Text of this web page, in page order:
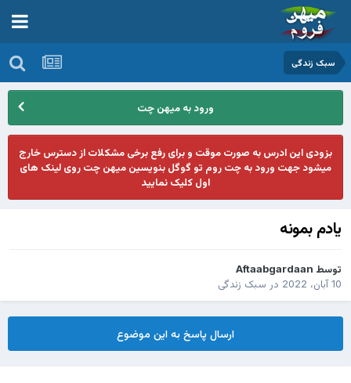
سبک زندگی
ورود به میهن چت
بزودی این ادرس به صورت موقت و برای رفع برخی مشکلات از دسترس خارج
میشود جهت ورود به چت روم تو گوگل بنویسین میهن چت روی لینک های
اول کلیک نمایید
یادم بمونه
توسط Aftaabgardaan
10 آبان، 2022
در سبک زندگی
ارسال پاسخ به این موضوع